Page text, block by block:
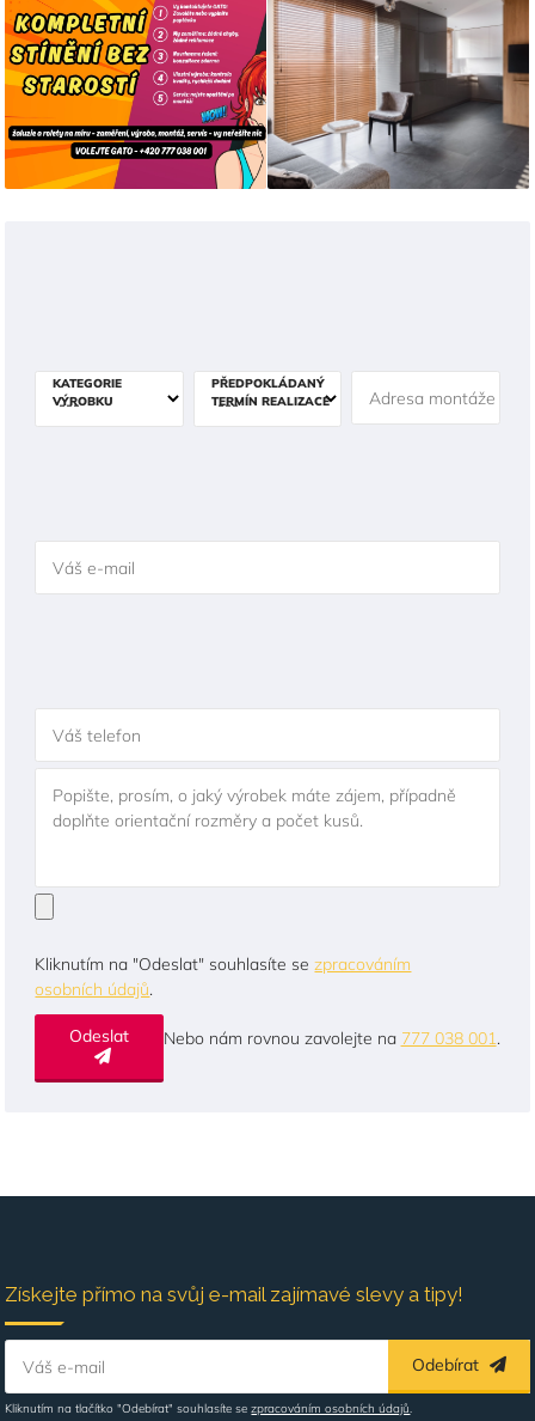
KATEGORIE
VÝROBKU
PŘEDPOKLÁDANÝ
TERMÍN REALIZACE
Adresa montáže
Váš e-mail
Váš telefon
Popište, prosím, o jaký výrobek máte zájem, případně
doplňte orientační rozměry a počet kusů.
Kliknutím na "Odeslat" souhlasíte sezpracováním
osobních údajů.
Nebo nám rovnou zavolejte na 777 038 001.
Získejte přímo na svůj e-mail zajímavé slevy a tipy!
Váš e-mail Odebírat
Kliknutím na tlačítko "Odebírat" souhlasíte sezpracováním osobních údajů.